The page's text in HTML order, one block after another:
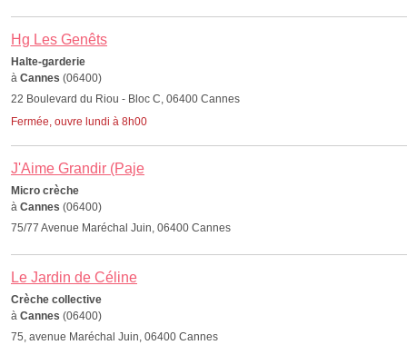
Hg Les Genêts
Halte-garderie
à Cannes (06400)
22 Boulevard du Riou - Bloc C, 06400 Cannes
Fermée, ouvre lundi à 8h00
J'Aime Grandir (Paje
Micro crèche
à Cannes (06400)
75/77 Avenue Maréchal Juin, 06400 Cannes
Le Jardin de Céline
Crèche collective
à Cannes (06400)
75, avenue Maréchal Juin, 06400 Cannes